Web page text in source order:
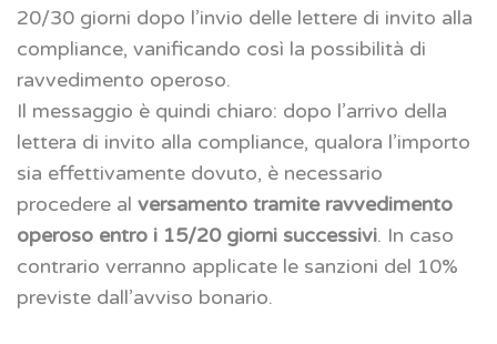
20/30 giorni dopo l’invio delle lettere di invito alla
compliance, vanificando così la possibilità di
ravvedimento operoso.
Il messaggio è quindi chiaro: dopo l’arrivo della
lettera di invito alla compliance, qualora l’importo
sia effettivamente dovuto, è necessario
procedere al versamento tramite ravvedimento
operoso entro i 15/20 giorni successivi. In caso
contrario verranno applicate le sanzioni del 10%
previste dall’avviso bonario.